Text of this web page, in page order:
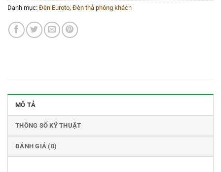
Danh mục: Đèn Euroto Đèn thả phòng khách
MÔ TẢ
THÔNG SỐ KỸ THUẬT
ĐÁNH GIÁ (0)